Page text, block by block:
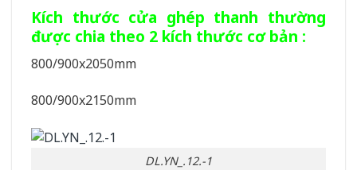
Kích thước cửa ghép thanh thường
được chia theo 2 kích thước cơ bản :
800/900x2050mm
800/900x2150mm
DL.YN_.12.-1